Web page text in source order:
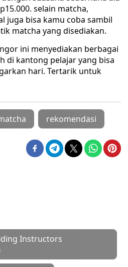
selain matcha,
juga bisa kamu coba sambil
matcha yang disediakan.
ini menyediakan berbagai
di kantong pelajar yang bisa
hari. Tertarik untuk
rekomendasi
Instructors